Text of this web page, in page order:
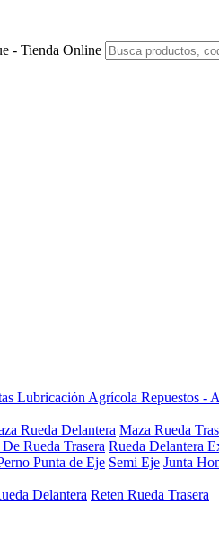
Lubricación Agrícola Repuestos -
Rueda Delantera Maza Rueda
Rueda Trasera Rueda Delantera
Punta de Eje Semi Eje Junta
Delantera Reten Rueda Trasera